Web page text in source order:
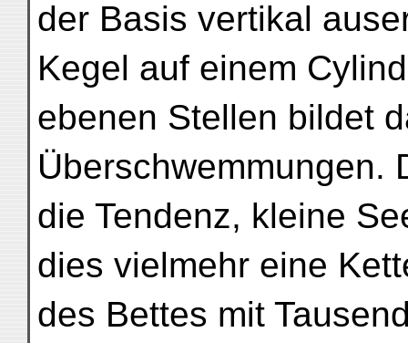
der Basis vertikal
Kegel auf einem
ebenen Stellen bildet
Überschwemmungen.
die Tendenz, kleine
dies vielmehr eine
des Bettes mit